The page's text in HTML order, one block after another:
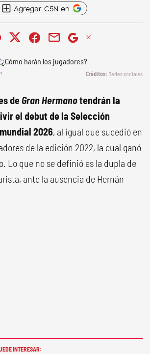
Agregar C5N en
Redes sociales
de Gran Hermanotendrán la
el debut de la Selección
2026, al igual que sucedió en
de la edición 2022, la cual ganó
Lo que no se definió es la dupla de
ante la ausencia de Hernán
INTERESAR: